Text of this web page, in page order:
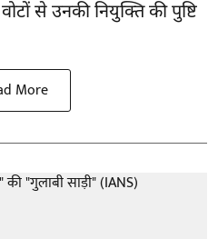
से उनकी नियुक्ति की पुष्टि
More